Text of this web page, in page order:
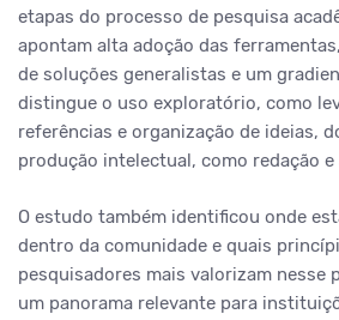
etapas do processo de pesquisa
apontam alta adoção das
de soluções generalistas e um
distingue o uso exploratório, como
referências e organização de ideias,
produção intelectual, como redação e
O estudo também identificou onde
dentro da comunidade e quais
pesquisadores mais valorizam nesse
um panorama relevante para